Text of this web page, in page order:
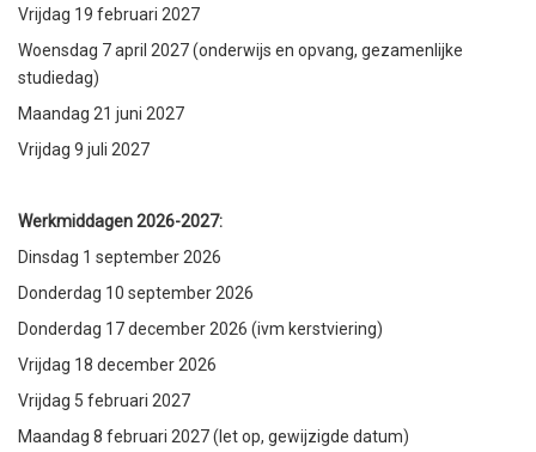
Vrijdag 19 februari 2027
Woensdag 7 april 2027 (onderwijs en opvang, gezamenlijke
studiedag)
Maandag 21 juni 2027
Vrijdag 9 juli 2027
Werkmiddagen 2026-2027:
Dinsdag 1 september 2026
Donderdag 10 september 2026
Donderdag 17 december 2026 (ivm kerstviering)
Vrijdag 18 december 2026
Vrijdag 5 februari 2027
Maandag 8 februari 2027 (let op, gewijzigde datum)